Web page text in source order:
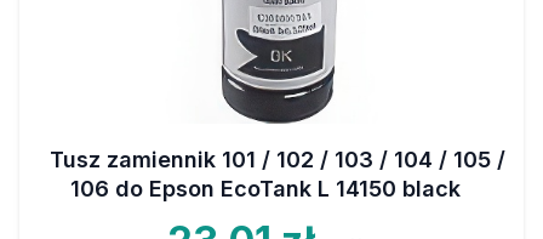
Tusz zamiennik 101 / 102 / 103 / 104 / 105 /
106 do Epson EcoTank L 14150 black